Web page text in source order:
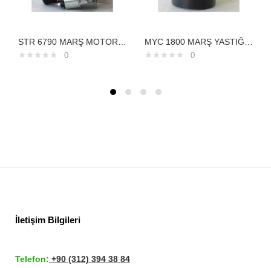
0 0
İletişim Bilgileri
Telefon: +90 (312) 394 38 84